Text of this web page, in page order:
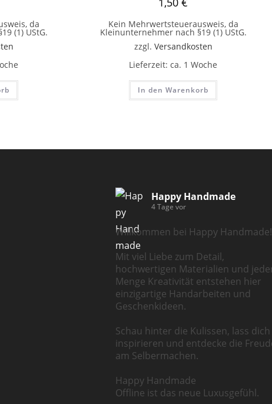
da
(1) UStG.
Kein Mehrwertsteuerausweis, da
Kleinunternehmer nach §19 (1) UStG.
zzgl. Versandkosten
Lieferzeit:ca. 1 Woche
In den Warenkorb
Happy Handmade
4 Tage vor
Willkommen bei Happy Handmade!
Mit viel Liebe zum Detail,
hochwertigen Materialien und
Menge Kreativität entstehen hier
einzigartige Handarbeiten und
Geschenkideen.
Schau hinter die Kulissen, lass dich
inspirieren und entdecke die
am Selbermachen.
Happy Handmade
Offline ist das neue Luxusgefühl.